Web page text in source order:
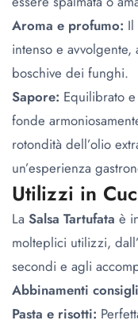
Aroma e profumo:
intenso e
boschive dei funghi.
Sapore: Equilibrato
fonde
rotondità dell’olio
un’esperienza
Utilizzi in
La Salsa Tartufata è
molteplici utilizzi,
secondi e agli
Abbinamenti
Pasta e risotti: